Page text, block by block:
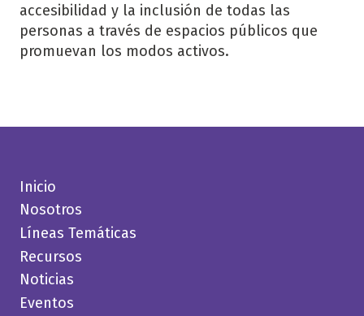
accesibilidad y la inclusión de todas las
personas a través de espacios públicos que
promuevan los modos activos.
Inicio
Nosotros
Líneas Temáticas
Recursos
Noticias
Eventos